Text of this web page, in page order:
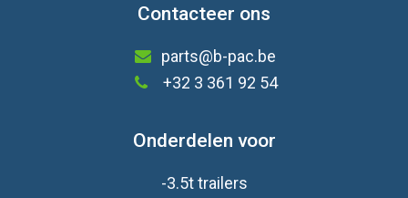
Contacteer ons
parts@b-pac.be
+32 3 361 92 54
Onderdelen voor
-3.5t trailers